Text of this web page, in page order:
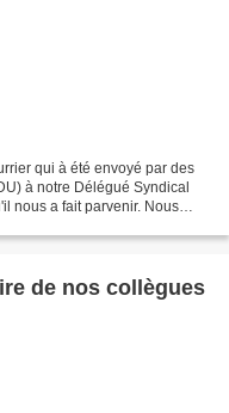
qui à été envoyé par des
à notre Délégué Syndical
nous a fait parvenir. Nous
de nos collègues